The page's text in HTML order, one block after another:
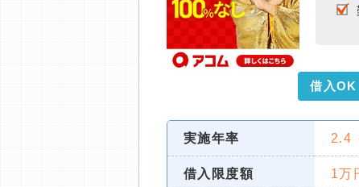
借入OK
実施年率 2.4
借入限度額 1万